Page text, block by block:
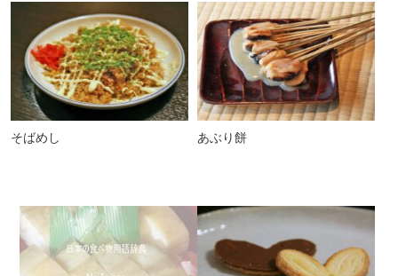
そばめし あぶり餅